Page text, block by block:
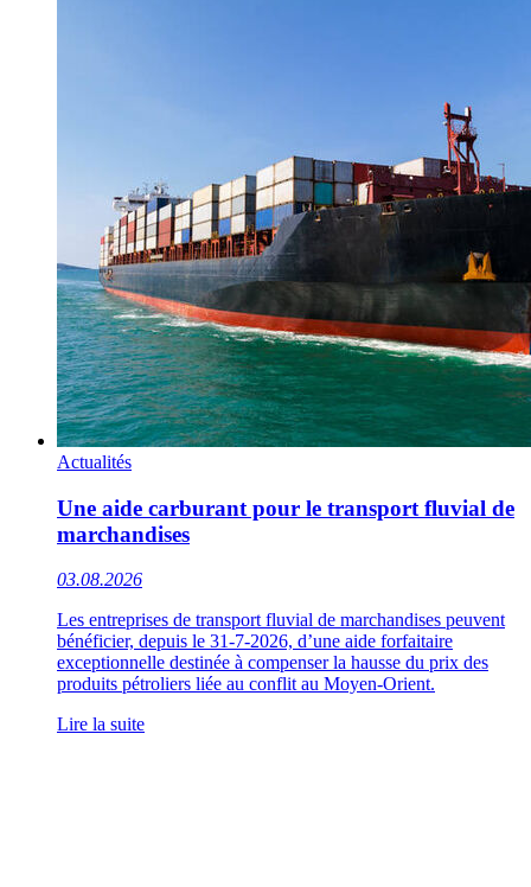
Actualités
Une aide carburant pour le transport fluvial de
marchandises
03.08.2026
Les entreprises de transport fluvial de marchandises peuvent
bénéficier, depuis le 31-7-2026, d’une aide forfaitaire
exceptionnelle destinée à compenser la hausse du prix des
produits pétroliers liée au conflit au Moyen-Orient.
Lire la suite